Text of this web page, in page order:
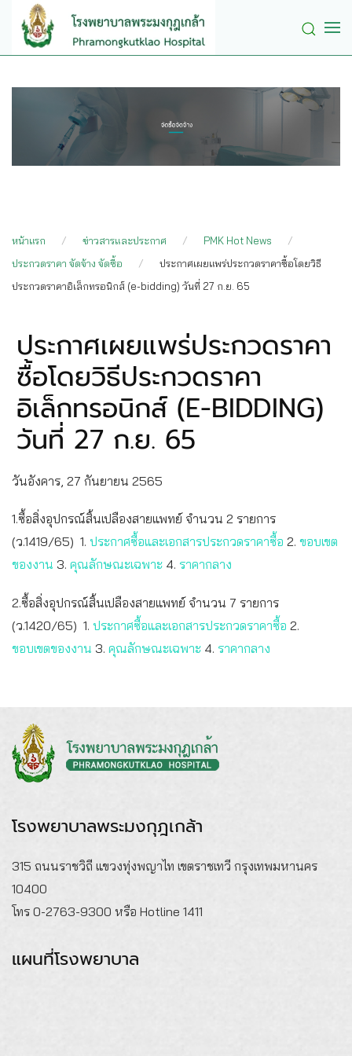
Skip to main content
หน้าแรก ข่าวสารและประกาศ
PMK Hot News
ประกวดราคา จัดจ้าง จัดซื้อ
ประกาศเผยแพร่ประกวดราคาซื้อโดยวิธี
ประกวดราคาอิเล็กทรอนิกส์ (e-bidding) วันที่ 27 ก.ย. 65
ประกาศเผยแพร่ประกวดราคา
ซื้อโดยวิธีประกวดราคา
อิเล็กทรอนิกส์ (E-BIDDING)
วันที่ 27 ก.ย. 65
วันอังคาร, 27 กันยายน 2565
1.ซื้อสิ่งอุปกรณ์สิ้นเปลืองสายแพทย์ จำนวน 2 รายการ
(ว.1419/65) 1. ประกาศซื้อและเอกสารประกวดราคาซื้อ 2. ขอบเขต
ของงาน 3. คุณลักษณะเฉพาะ 4. ราคากลาง
2.ซื้อสิ่งอุปกรณ์สิ้นเปลืองสายแพทย์ จำนวน 7 รายการ
(ว.1420/65) 1. ประกาศซื้อและเอกสารประกวดราคาซื้อ 2.
ขอบเขตของงาน 3. คุณลักษณะเฉพาะ 4. ราคากลาง
โรงพยาบาลพระมงกุฎเกล้า
315 ถนนราชวิถี แขวงทุ่งพญาไท เขตราชเทวี กรุงเทพมหานคร
10400
โทร 0-2763-9300 หรือ Hotline 1411
แผนที่โรงพยาบาล